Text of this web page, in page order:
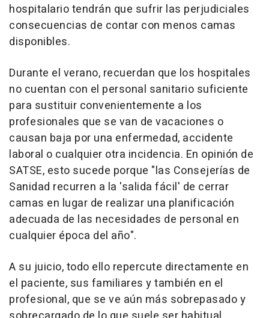
hospitalario tendrán que sufrir las perjudiciales
consecuencias de contar con menos camas
disponibles.
Durante el verano, recuerdan que los hospitales
no cuentan con el personal sanitario suficiente
para sustituir convenientemente a los
profesionales que se van de vacaciones o
causan baja por una enfermedad, accidente
laboral o cualquier otra incidencia. En opinión de
SATSE, esto sucede porque "las Consejerías de
Sanidad recurren a la 'salida fácil' de cerrar
camas en lugar de realizar una planificación
adecuada de las necesidades de personal en
cualquier época del año".
A su juicio, todo ello repercute directamente en
el paciente, sus familiares y también en el
profesional, que se ve aún más sobrepasado y